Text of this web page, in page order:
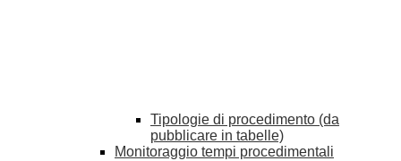
Tipologie di procedimento (da
pubblicare in tabelle)
Monitoraggio tempi procedimentali